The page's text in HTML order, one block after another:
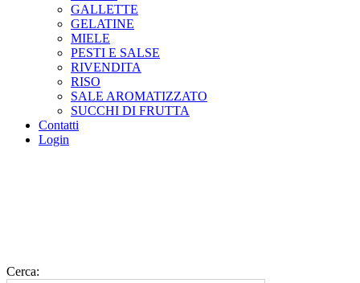
GALLETTE
GELATINE
MIELE
PESTI E SALSE
RIVENDITA
RISO
SALE AROMATIZZATO
SUCCHI DI FRUTTA
Contatti
Login
Cerca: